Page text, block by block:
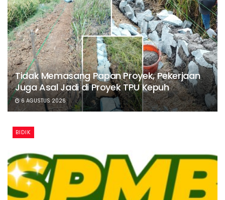
Tidak Memasang Papan Proyek, Pekerjaan
Juga Asal Jadi di Proyek TPU Kepuh
6 AGUSTUS 2026
BIDIK